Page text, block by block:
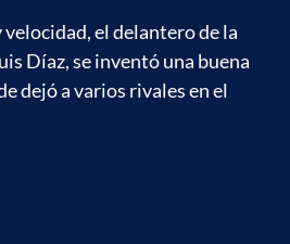
el delantero de la
Díaz, se inventó una buena
dejó a varios rivales en el